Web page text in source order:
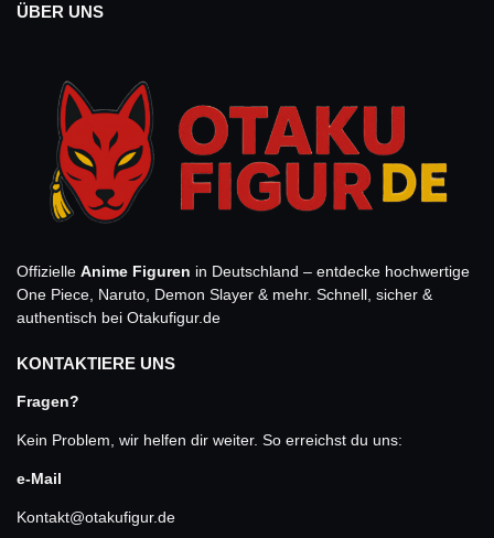
ÜBER UNS
Offizielle Anime Figuren in Deutschland – entdecke hochwertige
One Piece, Naruto, Demon Slayer & mehr. Schnell, sicher &
authentisch bei Otakufigur.de
KONTAKTIERE UNS
Fragen?
Kein Problem, wir helfen dir weiter. So erreichst du uns:
e-Mail
Kontakt@otakufigur.de